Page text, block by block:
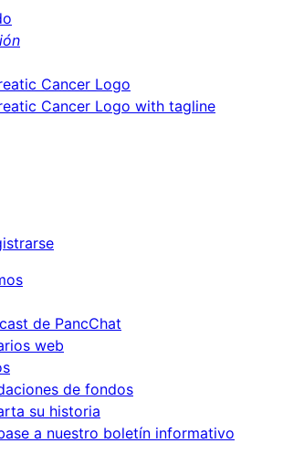
de PancChat
web
de fondos
su historia
a nuestro boletín informativo